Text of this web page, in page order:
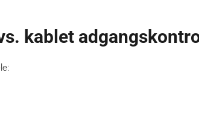
kablet